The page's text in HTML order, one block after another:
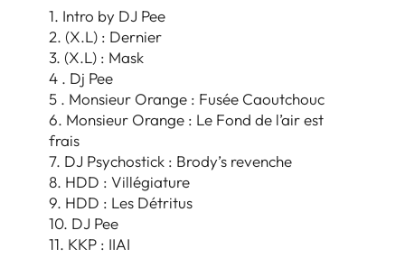
1. Intro by DJ Pee
2. (X.L) : Dernier
3. (X.L) : Mask
4 . Dj Pee
5 . Monsieur Orange : Fusée Caoutchouc
6. Monsieur Orange : Le Fond de l’air est
frais
7. DJ Psychostick : Brody’s revenche
8. HDD : Villégiature
9. HDD : Les Détritus
10. DJ Pee
11. KKP : IIAI